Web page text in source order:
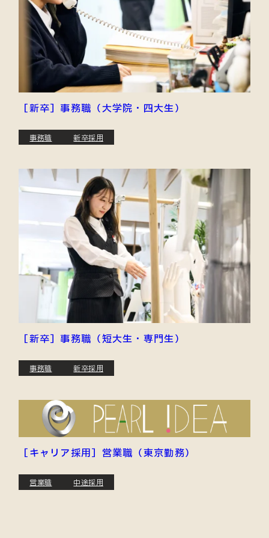
［新卒］事務職（大学院・四大生）
事務職 新卒採用
［新卒］事務職（短大生・専門生）
事務職 新卒採用
［キャリア採用］営業職（東京勤務）
営業職
中途採用